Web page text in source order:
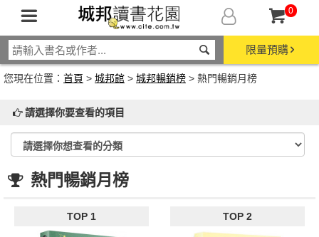
0
限量預購
您現在位置： 首頁 > 城邦館 > 城邦暢銷榜 > 熱門暢銷月榜
請選擇你要查看的項目
熱門暢銷月榜
TOP 1 TOP 2